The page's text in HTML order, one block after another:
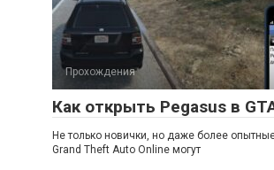
Прохождения
Как открыть Pegasus в
Не только новички, но даже более
Grand Theft Auto Online могут